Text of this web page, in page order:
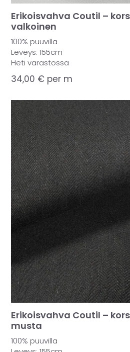
Erikoisvahva Coutil –
valkoinen
100% puuvilla
Leveys: 155cm
Heti varastossa
34,00 € per m
Erikoisvahva Coutil –
musta
100% puuvilla